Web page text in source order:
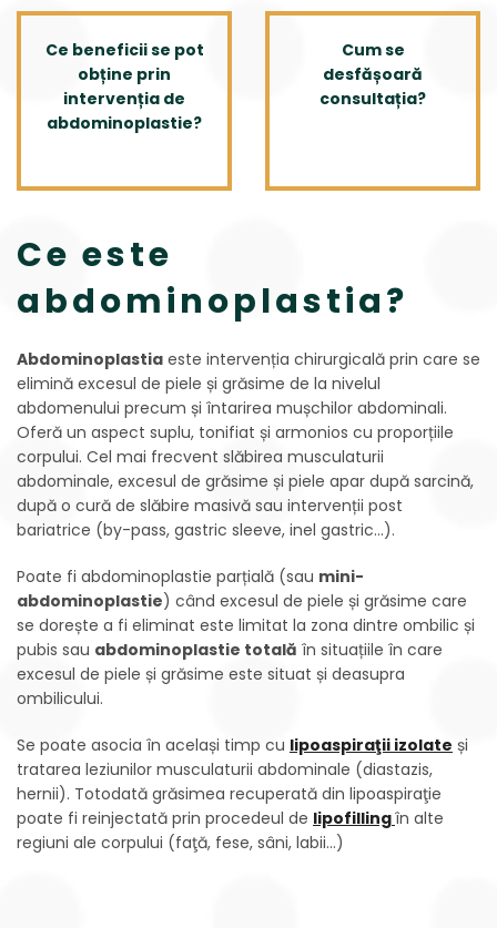
Ce beneficii se pot
obține prin
intervenția de
abdominoplastie?
Cum se
desfășoară
consultația?
Ce este
abdominoplastia?
Abdominoplastia este intervenția chirurgicală prin care se
elimină excesul de piele și grăsime de la nivelul
abdomenului precum și întarirea mușchilor abdominali.
Oferă un aspect suplu, tonifiat și armonios cu proporțiile
corpului. Cel mai frecvent slăbirea musculaturii
abdominale, excesul de grăsime și piele apar după sarcină,
după o cură de slăbire masivă sau intervenții post
bariatrice (by-pass, gastric sleeve, inel gastric…).
Poate fi abdominoplastie parțială (sau mini-
abdominoplastie) când excesul de piele și grăsime care
se dorește a fi eliminat este limitat la zona dintre ombilic și
pubis sau abdominoplastie totală în situațiile în care
excesul de piele și grăsime este situat și deasupra
ombilicului.
Se poate asocia în același timp cu lipoaspiraţii izolate și
tratarea leziunilor musculaturii abdominale (diastazis,
hernii). Totodată grăsimea recuperată din lipoaspiraţie
poate fi reinjectată prin procedeul de lipofillingîn alte
regiuni ale corpului (faţă, fese, sâni, labii…)